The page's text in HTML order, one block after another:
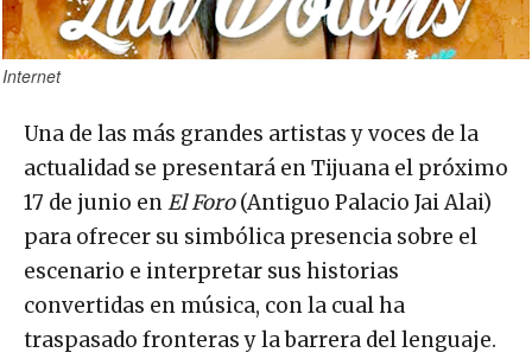
Internet
Una de las más grandes artistas y voces de la
actualidad se presentará en Tijuana el próximo
17 de junio enEl Foro(Antiguo Palacio Jai Alai)
para ofrecer su simbólica presencia sobre el
escenario e interpretar sus historias
convertidas en música, con la cual ha
traspasado fronteras y la barrera del lenguaje.